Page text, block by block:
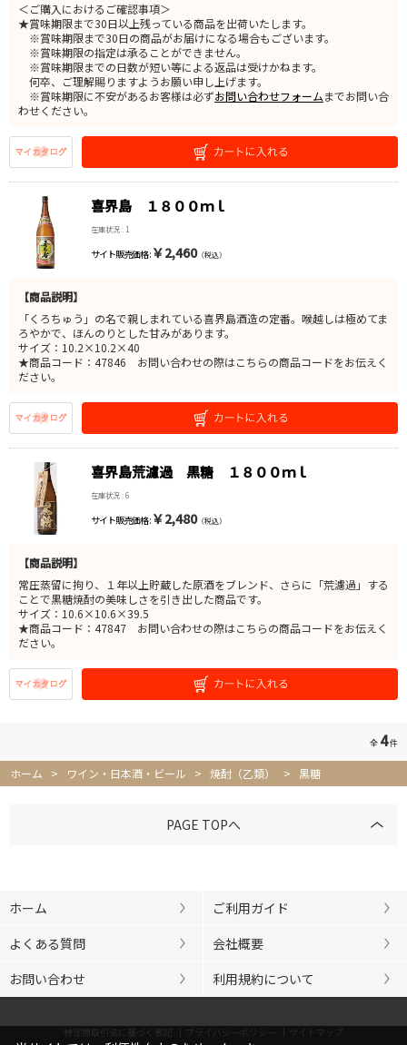
＜ご購入におけるご確認事項＞
★賞味期限まで30日以上残っている商品を出荷いたします。
※賞味期限まで30日の商品がお届けになる場合もございます。
※賞味期限の指定は承ることができません。
※賞味期限までの日数が短い等による返品は受けかねます。
何卒、ご理解賜りますようお願い申し上げます。
※賞味期限に不安があるお客様は必ずお問い合わせフォームまでお問い合
わせください。
喜界島 １８００ｍｌ
在庫状況 : 1
サイト販売価格 : ￥2,460（税込）
【商品説明】
「くろちゅう」の名で親しまれている喜界島酒造の定番。喉越しは極めてま
ろやかで、ほんのりとした甘みがあります。
サイズ：10.2×10.2×40
★商品コード：47846 お問い合わせの際はこちらの商品コードをお伝えく
ださい。
喜界島荒濾過 黒糖 １８００ｍｌ
在庫状況 : 6
サイト販売価格 : ￥2,480（税込）
【商品説明】
常圧蒸留に拘り、１年以上貯蔵した原酒をブレンド、さらに「荒濾過」する
ことで黒糖焼酎の美味しさを引き出した商品です。
サイズ：10.6×10.6×39.5
★商品コード：47847 お問い合わせの際はこちらの商品コードをお伝えく
ださい。
全 4件
ホーム > ワイン・日本酒・ビール > 焼酎（乙類） > 黒糖
PAGE TOPへ
ホーム
ご利用ガイド
よくある質問
会社概要
お問い合わせ
利用規約について
特定商取引法に基づく表記 プライバシーポリシー サイトマップ